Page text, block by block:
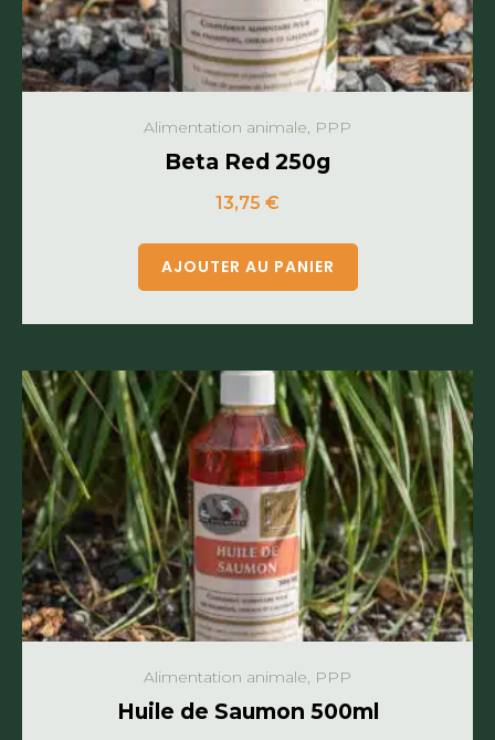
Alimentation animale, PPP
Beta Red 250g
13,75 €
AJOUTER AU PANIER
Alimentation animale, PPP
Huile de Saumon 500ml